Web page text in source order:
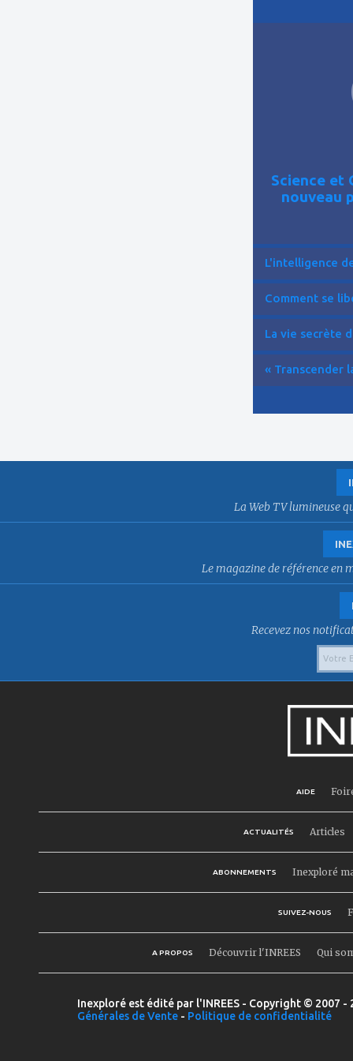
Science et
nouveau
L'intelligence
Comment se
La vie secrète
« Transcender
La Web TV lumineuse
Le magazine de référence en
Recevez nos
AIDE
ACTUALITÉS Articles
ABONNEMENTS Inexploré
SUIVEZ-NOUS
A PROPOS Découvrir l'INREES Qui
Inexploré est édité par l'INREES - Copyright © 2007
Générales de Vente - Politique de confidentialité